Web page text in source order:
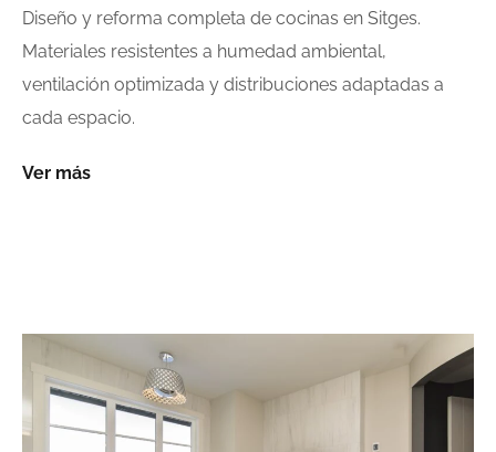
Diseño y reforma completa de cocinas en Sitges.
Materiales resistentes a humedad ambiental,
ventilación optimizada y distribuciones adaptadas a
cada espacio.
Ver más